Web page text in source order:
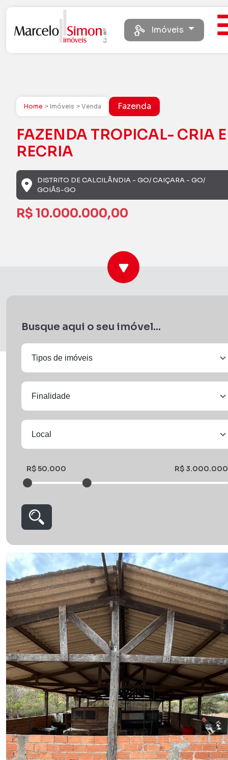
Imóveis
Home > Imóveis > Venda Fazenda
FAZENDA TROPICAL- CRIA E
RECRIA
DISTRITO DE CALCILÂNDIA - GO/ CAIÇARA - GO/
GOIÂS-GO
R$ 10.000.000,00
Busque aqui o seu imóvel...
R$ 50.000 R$ 3.000.000